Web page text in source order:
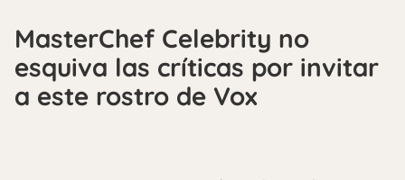
MasterChef Celebrity no
esquiva las críticas por invitar
a este rostro de Vox